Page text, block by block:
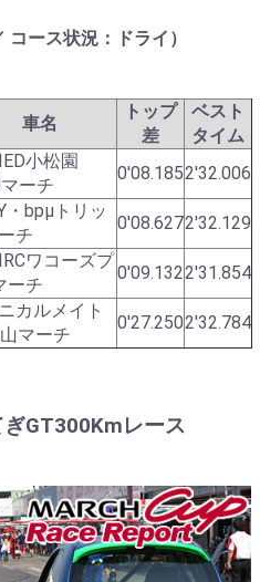
ース状況：ドライ）
車名
トップ
差
ベスト
タイム
小松園
ーチ
0'08.1852'32.006
・bpμトリッ
チ
0'08.6272'32.129
ワコーズプ
ーチ
0'09.1322'31.854
カルメイト
マーチ
0'27.2502'32.784
GT300Kmレース